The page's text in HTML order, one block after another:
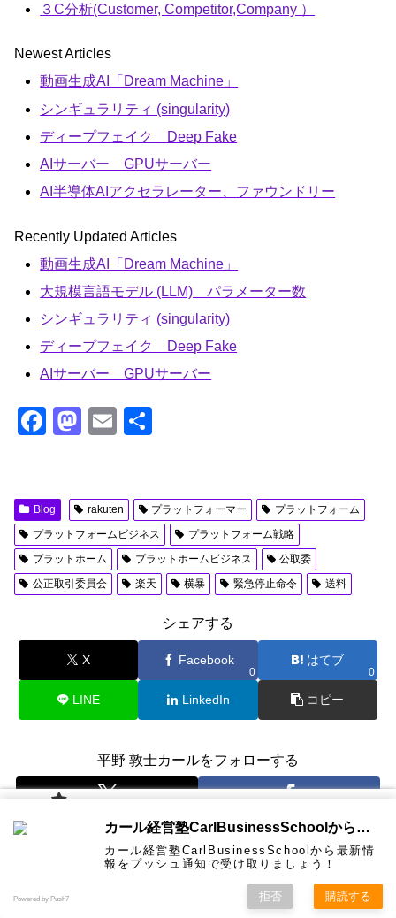
３C分析(Customer, Competitor,Company ）
Newest Articles
動画生成AI「Dream Machine」
シンギュラリティ (singularity)
ディープフェイク Deep Fake
AIサーバー GPUサーバー
AI半導体AIアクセラレーター、ファウンドリー
Recently Updated Articles
動画生成AI「Dream Machine」
大規模言語モデル (LLM) パラメーター数
シンギュラリティ (singularity)
ディープフェイク Deep Fake
AIサーバー GPUサーバー
F
e
b
o
o
M
o
d
o
n
E
Blog rakuten プラットフォーマー
プラットフォーム
プラットフォームビジネス
プラットフォーム戦略
プラットホーム
プラットホームビジネス
公取委
公正取引委員会
楽天 横暴 緊急停止命令 送料
シェアする
X Facebook
0
はてブ
0
LINE LinkedIn コピー
平野 敦士カールをフォローする
ばれまし
コンサル
ティング
経営学用
語集
認定コン
サルタン
無料メル
マガ！
★カール
経営塾動
お問い合
わせ
★熱海風
水＆グリ
プライバ
カール経営塾CarlBusinessSchoolから通知を受け取る
カール経営塾CarlBusinessSchoolから最新情
報をプッシュ通知で受け取りましょう！
Powered by Push7 拒否 購読する